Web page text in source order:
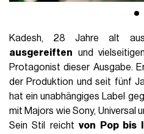
Kadesh, 28 Jahre alt
ausgereiften und
Protagonist dieser Ausgabe.
der Produktion und seit fünf
hat ein unabhängiges Label
mit Majors wie Sony, Universal
Sein Stil reichtvon Pop bis